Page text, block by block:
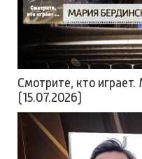
Смотрите, кто
(15.07.2026)